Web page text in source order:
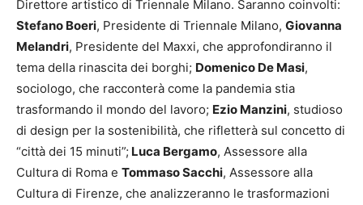
Direttore artistico di Triennale Milano. Saranno coinvolti:
Stefano Boeri, Presidente di Triennale Milano, Giovanna
Melandri, Presidente del Maxxi, che approfondiranno il
tema della rinascita dei borghi; Domenico De Masi,
sociologo, che racconterà come la pandemia stia
trasformando il mondo del lavoro; Ezio Manzini, studioso
di design per la sostenibilità, che rifletterà sul concetto di
“città dei 15 minuti”; Luca Bergamo, Assessore alla
Cultura di Roma e Tommaso Sacchi, Assessore alla
Cultura di Firenze, che analizzeranno le trasformazioni